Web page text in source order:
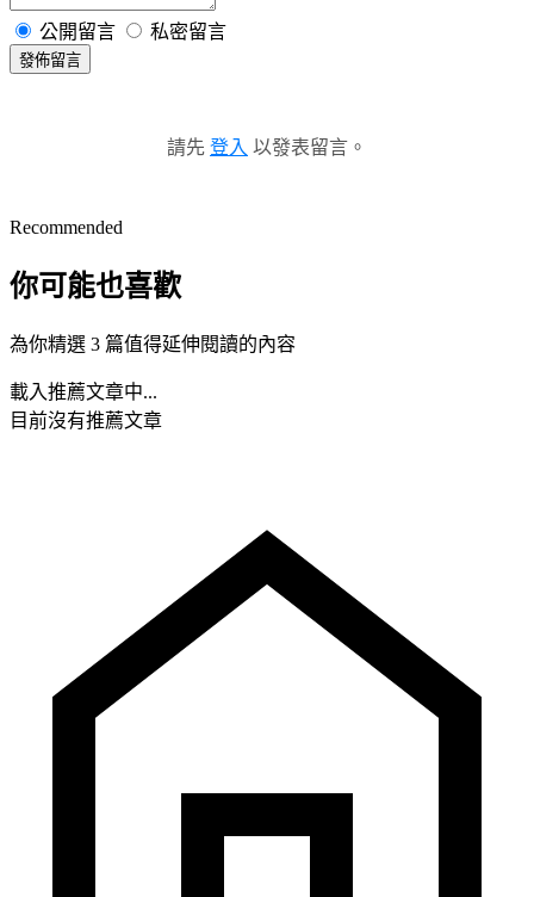
公開留言 私密留言
發佈留言
請先 登入 以發表留言。
Recommended
你可能也喜歡
為你精選 3 篇值得延伸閱讀的內容
載入推薦文章中...
目前沒有推薦文章